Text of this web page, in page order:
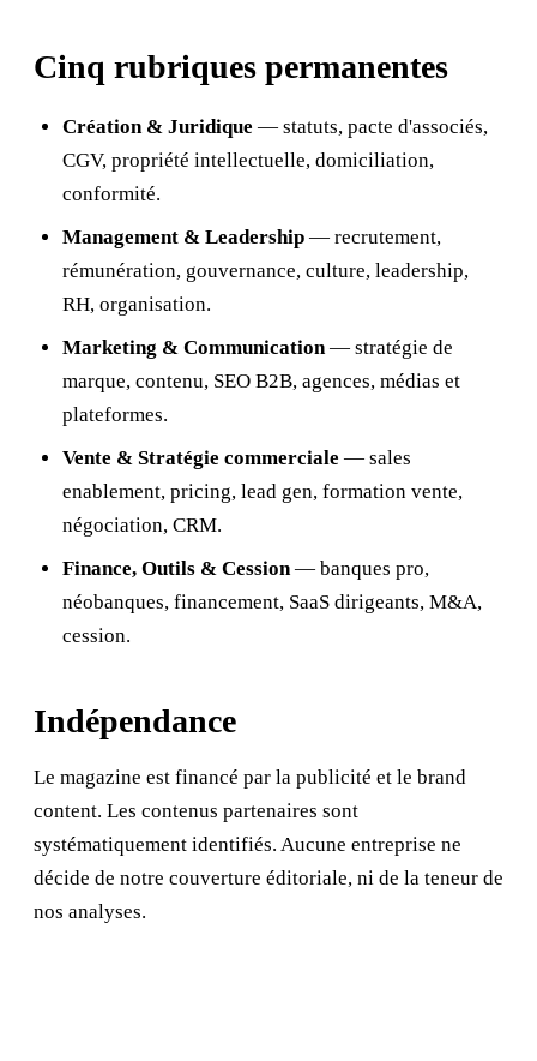
Cinq rubriques permanentes
Création & Juridique — statuts, pacte d'associés,
CGV, propriété intellectuelle, domiciliation,
conformité.
Management & Leadership — recrutement,
rémunération, gouvernance, culture, leadership,
RH, organisation.
Marketing & Communication— stratégie de
marque, contenu, SEO B2B, agences, médias et
plateformes.
Vente & Stratégie commerciale — sales
enablement, pricing, lead gen, formation vente,
négociation, CRM.
Finance, Outils & Cession— banques pro,
néobanques, financement, SaaS dirigeants, M&A,
cession.
Indépendance
Le magazine est financé par la publicité et le brand
content. Les contenus partenaires sont
systématiquement identifiés. Aucune entreprise ne
décide de notre couverture éditoriale, ni de la teneur de
nos analyses.